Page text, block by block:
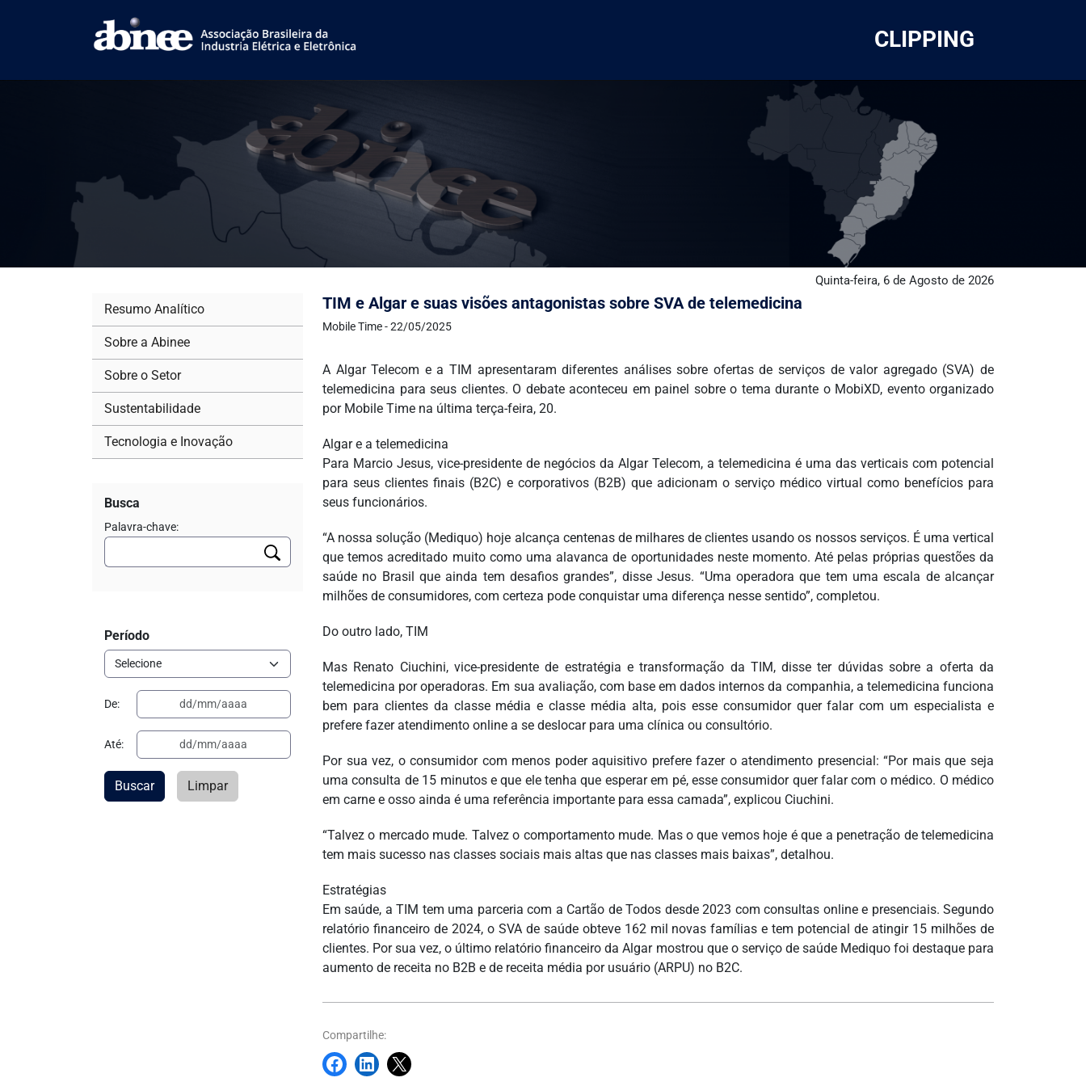
CLIPPING
Quinta-feira, 6 de Agosto de 2026
TIM e Algar e suas visões antagonistas sobre SVA de telemedicina
Mobile Time - 22/05/2025
A Algar Telecom e a TIM apresentaram diferentes análises sobre ofertas de serviços de valor agregado (SVA) de
telemedicina para seus clientes. O debate aconteceu em painel sobre o tema durante o MobiXD, evento organizado
por Mobile Time na última terça-feira, 20.
Algar e a telemedicina
Para Marcio Jesus, vice-presidente de negócios da Algar Telecom, a telemedicina é uma das verticais com potencial
para seus clientes finais (B2C) e corporativos (B2B) que adicionam o serviço médico virtual como benefícios para
seus funcionários.
“A nossa solução (Mediquo) hoje alcança centenas de milhares de clientes usando os nossos serviços. É uma vertical
que temos acreditado muito como uma alavanca de oportunidades neste momento. Até pelas próprias questões da
saúde no Brasil que ainda tem desafios grandes”, disse Jesus. “Uma operadora que tem uma escala de alcançar
milhões de consumidores, com certeza pode conquistar uma diferença nesse sentido”, completou.
Do outro lado, TIM
Mas Renato Ciuchini, vice-presidente de estratégia e transformação da TIM, disse ter dúvidas sobre a oferta da
telemedicina por operadoras. Em sua avaliação, com base em dados internos da companhia, a telemedicina funciona
bem para clientes da classe média e classe média alta, pois esse consumidor quer falar com um especialista e
prefere fazer atendimento online a se deslocar para uma clínica ou consultório.
Por sua vez, o consumidor com menos poder aquisitivo prefere fazer o atendimento presencial: “Por mais que seja
uma consulta de 15 minutos e que ele tenha que esperar em pé, esse consumidor quer falar com o médico. O médico
em carne e osso ainda é uma referência importante para essa camada”, explicou Ciuchini.
“Talvez o mercado mude. Talvez o comportamento mude. Mas o que vemos hoje é que a penetração de telemedicina
tem mais sucesso nas classes sociais mais altas que nas classes mais baixas”, detalhou.
Estratégias
Em saúde, a TIM tem uma parceria com a Cartão de Todos desde 2023 com consultas online e presenciais. Segundo
relatório financeiro de 2024, o SVA de saúde obteve 162 mil novas famílias e tem potencial de atingir 15 milhões de
clientes. Por sua vez, o último relatório financeiro da Algar mostrou que o serviço de saúde Mediquo foi destaque para
aumento de receita no B2B e de receita média por usuário (ARPU) no B2C.
Compartilhe:
Resumo Analítico
Sobre a Abinee
Sobre o Setor
Sustentabilidade
Tecnologia e Inovação
Busca
Palavra-chave:
Período
De:
Até:
Buscar Limpar